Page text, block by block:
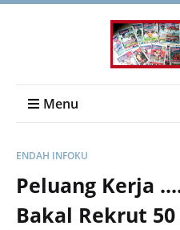
Menu
ENDAH INFOKU
Peluang Kerja
Bakal Rekrut 50